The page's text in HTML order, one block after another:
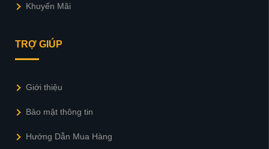
Khuyến Mãi
TRỢ GIÚP
Giới thiệu
Bảo mật thông tin
Hướng Dẫn Mua Hàng